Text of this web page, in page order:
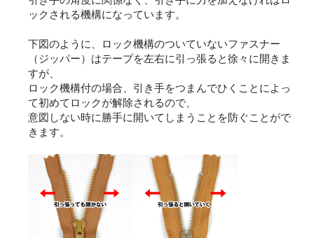
ックされる機構になっています。
下図のように、ロック機構のついていないファスナー
（ジッパー）はテープを左右に引っ張ると徐々に開きま
すが、
ロック機構付の場合、引き手をつまんでひくことによっ
て初めてロックが解除されるので、
意図しない時に勝手に開いてしまうことを防ぐことがで
きます。